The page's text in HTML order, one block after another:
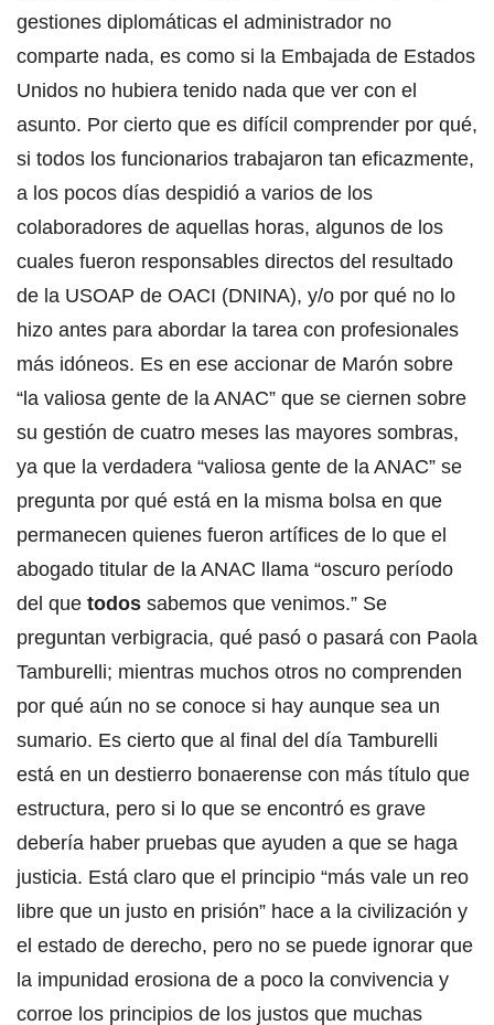
gestiones diplomáticas el administrador no
comparte nada, es como si la Embajada de Estados
Unidos no hubiera tenido nada que ver con el
asunto. Por cierto que es difícil comprender por qué,
si todos los funcionarios trabajaron tan eficazmente,
a los pocos días despidió a varios de los
colaboradores de aquellas horas, algunos de los
cuales fueron responsables directos del resultado
de la USOAP de OACI (DNINA), y/o por qué no lo
hizo antes para abordar la tarea con profesionales
más idóneos. Es en ese accionar de Marón sobre
“la valiosa gente de la ANAC” que se ciernen sobre
su gestión de cuatro meses las mayores sombras,
ya que la verdadera “valiosa gente de la ANAC” se
pregunta por qué está en la misma bolsa en que
permanecen quienes fueron artífices de lo que el
abogado titular de la ANAC llama “oscuro período
del que todos sabemos que venimos.” Se
preguntan verbigracia, qué pasó o pasará con Paola
Tamburelli; mientras muchos otros no comprenden
por qué aún no se conoce si hay aunque sea un
sumario. Es cierto que al final del día Tamburelli
está en un destierro bonaerense con más título que
estructura, pero si lo que se encontró es grave
debería haber pruebas que ayuden a que se haga
justicia. Está claro que el principio “más vale un reo
libre que un justo en prisión” hace a la civilización y
el estado de derecho, pero no se puede ignorar que
la impunidad erosiona de a poco la convivencia y
corroe los principios de los justos que muchas